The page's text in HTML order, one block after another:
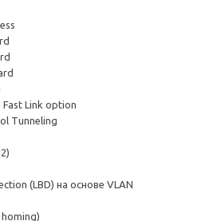
Link option
Tunneling
(LBD) на основе VLAN